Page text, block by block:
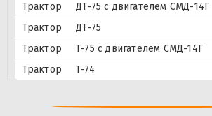
Трактор
ДТ-75 с двигателем СМД-14Г
Трактор
ДТ-75
Трактор
Т-75 с двигателем СМД-14Г
Трактор
Т-74